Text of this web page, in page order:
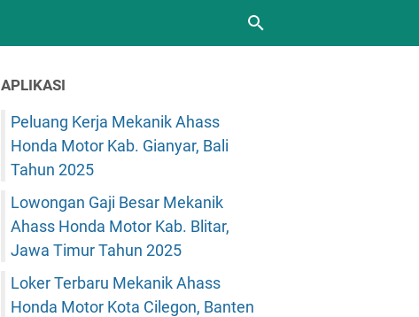
APLIKASI
Peluang Kerja Mekanik Ahass
Honda Motor Kab. Gianyar, Bali
Tahun 2025
Lowongan Gaji Besar Mekanik
Ahass Honda Motor Kab. Blitar,
Jawa Timur Tahun 2025
Loker Terbaru Mekanik Ahass
Honda Motor Kota Cilegon, Banten